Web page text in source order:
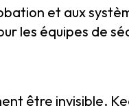
et aux
les équipes de
être invisible.